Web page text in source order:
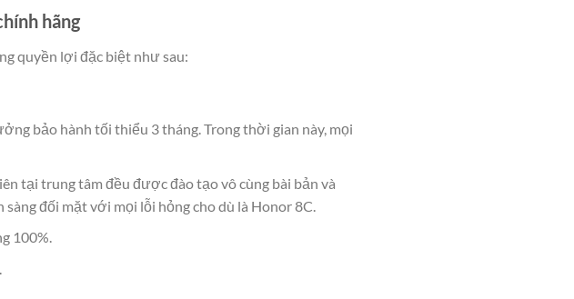
hãng
quyền lợi đặc biệt như sau:
bảo hành tối thiểu 3 tháng. Trong thời gian này, mọi
tại trung tâm đều được đào tạo vô cùng bài bản và
đối mặt với mọi lỗi hỏng cho dù là Honor 8C.
100%.